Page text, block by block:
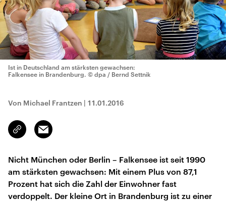
Ist in Deutschland am stärksten gewachsen:
Falkensee in Brandenburg. © dpa / Bernd Settnik
Von Michael Frantzen | 11.01.2016
Link
kopieren/teilen
Email
Nicht München oder Berlin – Falkensee ist seit 1990
am stärksten gewachsen: Mit einem Plus von 87,1
Prozent hat sich die Zahl der Einwohner fast
verdoppelt. Der kleine Ort in Brandenburg ist zu einer